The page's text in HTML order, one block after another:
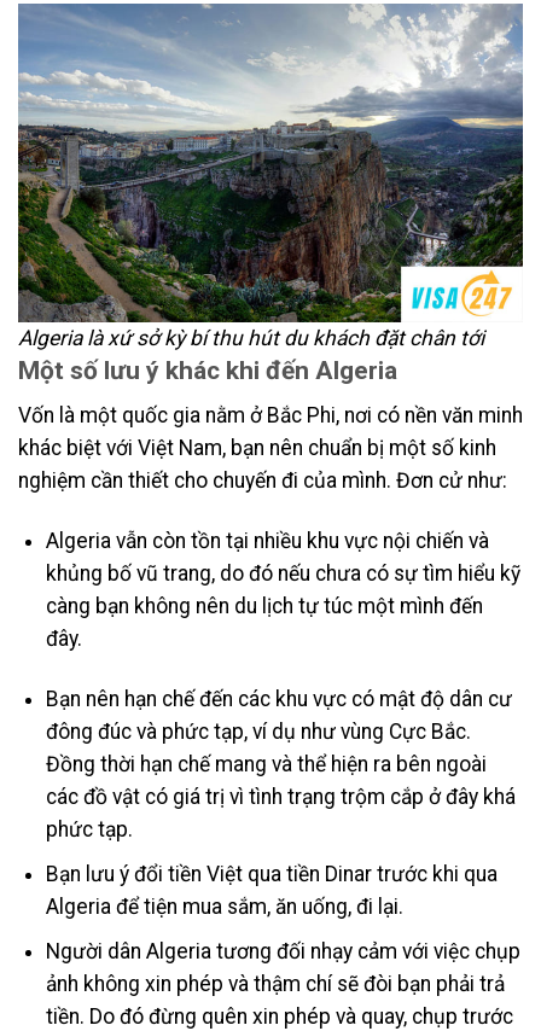
Algeria là xứ sở kỳ bí thu hút du khách đặt chân tới
Một số lưu ý khác khi đến Algeria
Vốn là một quốc gia nằm ở Bắc Phi, nơi có nền văn minh
khác biệt với Việt Nam, bạn nên chuẩn bị một số kinh
nghiệm cần thiết cho chuyến đi của mình. Đơn cử như:
Algeria vẫn còn tồn tại nhiều khu vực nội chiến và
khủng bố vũ trang, do đó nếu chưa có sự tìm hiểu kỹ
càng bạn không nên du lịch tự túc một mình đến
đây.
Bạn nên hạn chế đến các khu vực có mật độ dân cư
đông đúc và phức tạp, ví dụ như vùng Cực Bắc.
Đồng thời hạn chế mang và thể hiện ra bên ngoài
các đồ vật có giá trị vì tình trạng trộm cắp ở đây khá
phức tạp.
Bạn lưu ý đổi tiền Việt qua tiền Dinar trước khi qua
Algeria để tiện mua sắm, ăn uống, đi lại.
Người dân Algeria tương đối nhạy cảm với việc chụp
ảnh không xin phép và thậm chí sẽ đòi bạn phải trả
tiền. Do đó đừng quên xin phép và quay, chụp trước